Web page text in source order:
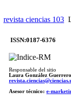
revista ciencias 103
ISSN:0187-6376
Responsable del sitio
Laura González Guerrero
Asesor técnico: e-